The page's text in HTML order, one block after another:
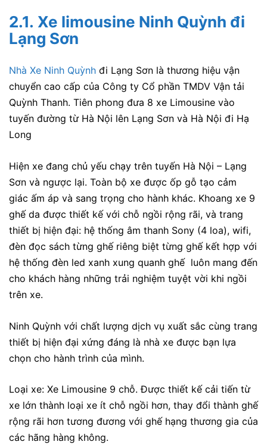
2.1. Xe limousine Ninh Quỳnh đi
Lạng Sơn
Nhà Xe Ninh Quỳnh đi Lạng Sơn là thương hiệu vận
chuyển cao cấp của Công ty Cổ phần TMDV Vận tải
Quỳnh Thanh. Tiên phong đưa 8 xe Limousine vào
tuyến đường từ Hà Nội lên Lạng Sơn và Hà Nội đi Hạ
Long
Hiện xe đang chủ yếu chạy trên tuyến Hà Nội – Lạng
Sơn và ngược lại. Toàn bộ xe được ốp gỗ tạo cảm
giác ấm áp và sang trọng cho hành khác. Khoang xe 9
ghế da được thiết kế với chỗ ngồi rộng rãi, và trang
thiết bị hiện đại: hệ thống âm thanh Sony (4 loa), wifi,
đèn đọc sách từng ghế riêng biệt từng ghế kết hợp với
hệ thống đèn led xanh xung quanh ghế luôn mang đến
cho khách hàng những trải nghiệm tuyệt vời khi ngồi
trên xe.
Ninh Quỳnh với chất lượng dịch vụ xuất sắc cùng trang
thiết bị hiện đại xứng đáng là nhà xe được bạn lựa
chọn cho hành trình của mình.
Loại xe: Xe Limousine 9 chỗ. Được thiết kế cải tiến từ
xe lớn thành loại xe ít chỗ ngồi hơn, thay đổi thành ghế
rộng rãi hơn tương đương với ghế hạng thương gia của
các hãng hàng không.